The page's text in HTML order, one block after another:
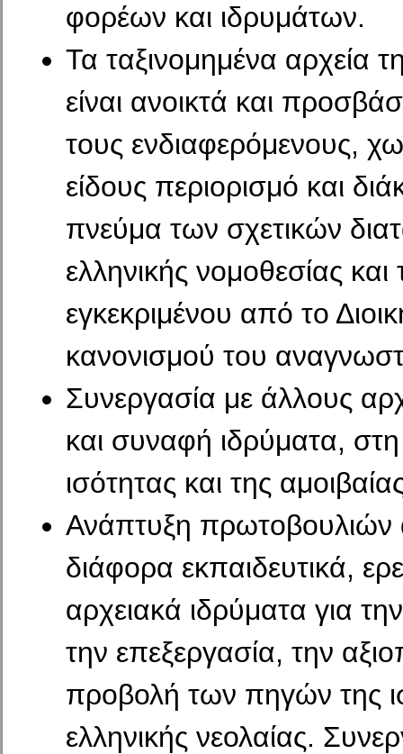
φορέων και ιδρυμάτων.
Τα ταξινομημένα αρχεία
είναι ανοικτά και
τους ενδιαφερόμενους,
είδους περιορισμό και
πνεύμα των σχετικών
ελληνικής νομοθεσίας και
εγκεκριμένου από το
κανονισμού του
Συνεργασία με άλλους
και συναφή ιδρύματα,
ισότητας και της
Ανάπτυξη πρωτοβουλιών
διάφορα εκπαιδευτικά,
αρχειακά ιδρύματα για
την επεξεργασία, την
προβολή των πηγών της
ελληνικής νεολαίας.